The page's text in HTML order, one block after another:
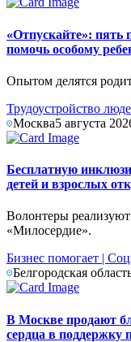
«Отпускайте»: пять
помочь особому
Опытом делятся
Трудоустройство
Москва5 августа
Бесплатную
детей и взрослых
Волонтеры
«Милосердие».
Бизнес помогает |
Белгородская
В Москве продают
сердца в поддержку